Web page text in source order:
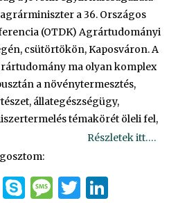
a 36. Országos
(OTDK) Agrártudományi
csütörtökön, Kaposváron. A
ma olyan komplex
a növénytermesztés,
állategészségügy,
témakörét öleli fel,
Részletek itt….
Messenger
Skype
Message
Twitter